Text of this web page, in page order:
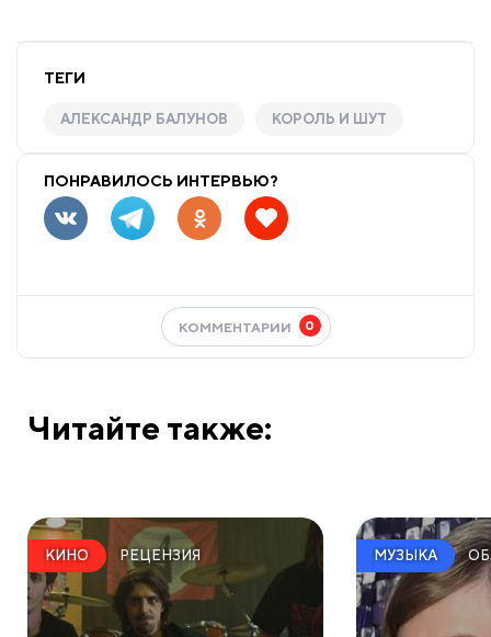
ТЕГИ
АЛЕКСАНДР БАЛУНОВ КОРОЛЬ И ШУТ
ПОНРАВИЛОСЬ ИНТЕРВЬЮ?
КОММЕНТАРИИ 0
Читайте также:
КИНО РЕЦЕНЗИЯ МУЗЫКА